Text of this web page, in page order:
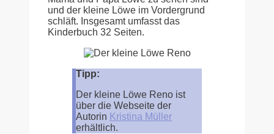
und der kleine Löwe im Vordergrund
schläft. Insgesamt umfasst das
Kinderbuch 32 Seiten.
Tipp:
Der kleine Löwe Reno ist
über die Webseite der
Autorin Kristina Müller
erhältlich.